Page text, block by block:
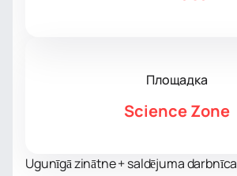
Площадка
Science Zone
Ugunīgā zinātne + saldējuma darbnīca